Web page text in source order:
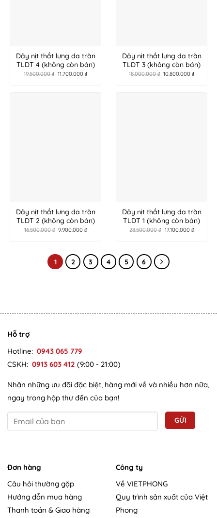
Dây nịt thắt lưng da trăn
TLDT 4 (không còn bán)
19.500.000₫ 11.700.000₫
Dây nịt thắt lưng da trăn
TLDT 3 (không còn bán)
18.000.000₫ 10.800.000₫
Dây nịt thắt lưng da trăn
TLDT 2 (không còn bán)
16.500.000₫ 9.900.000₫
Dây nịt thắt lưng da trăn
TLDT 1 (không còn bán)
28.500.000₫ 17.100.000 ₫
1 2 3 4 5 6
Hỗ trợ
Hotline: 0943 065 779
CSKH: 0913 603 412 (9:00 - 21:00)
Nhận những ưu đãi đặc biệt, hàng mới về và nhiều hơn nữa,
ngay trong hộp thư đến của bạn!
Đơn hàng
Câu hỏi thường gặp
Hướng dẫn mua hàng
Thanh toán & Giao hàng
Công ty
Về VIETPHONG
Quy trình sản xuất của Việt
Phong